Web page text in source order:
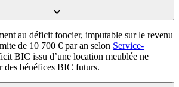
au déficit foncier, imputable sur le revenu
de 10 700 € par an selon Service-
BIC issu d’une location meublée ne
des bénéfices BIC futurs.